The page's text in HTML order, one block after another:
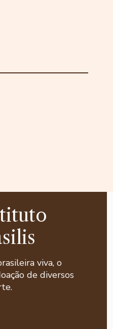
viva, o
de diversos